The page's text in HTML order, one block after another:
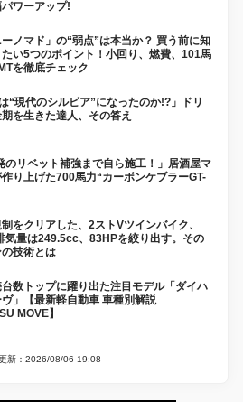
ワーアップ!
ーノマド」の“弱点”は本当か？ 買う前に知
たい5つのポイント！小回り、燃費、101馬
を徹底チェック
は“現代のシルビア”になったのか!?」ドリ
を生きた達人、その答え
のリベット補強まで自ら施工！」居酒屋マ
り上げた700馬力“カーボンケブラーGT-
をクリアした、2ストVツインバイク、
気量は249.5cc、83HPを絞り出す。その
技術とは
数トップに躍り出た注目モデル「ダイハ
」【最新軽自動車 車種別解説
MOVE】
新：2026/08/06 19:08